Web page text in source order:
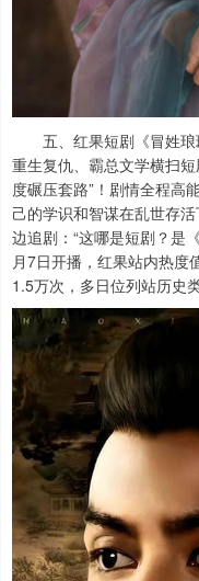
五、红果短剧《冒姓
重生复仇、霸总文学横扫
度碾压套路”！剧情全程高
己的学识和智谋在乱世存
边追剧：“这哪是短剧？
月7日开播，红果站内热
1.5万次，多日位列站历史